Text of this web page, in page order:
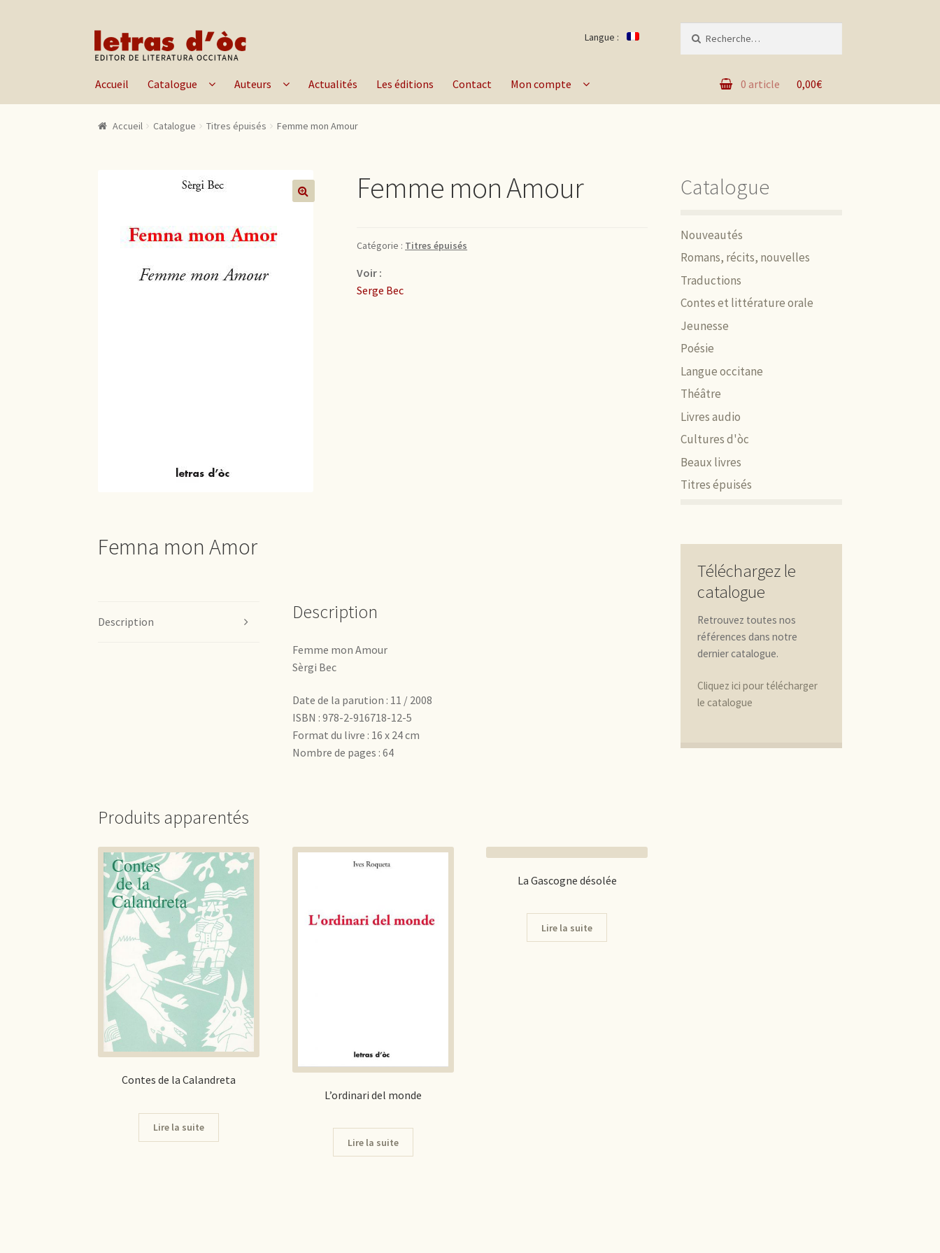
Aller à la navigation
Aller au contenu Langue :
Accueil Catalogue Auteurs Actualités Les éditions Contact Mon compte 0,00€
0 article
Accueil Catalogue Titres épuisés Femme mon Amour
Femme mon Amour
Catégorie : Titres épuisés
Voir :
Serge Bec
Femna mon Amor
Description Description
Femme mon Amour
Sèrgi Bec
Date de la parution : 11 / 2008
ISBN : 978-2-916718-12-5
Format du livre : 16 x 24 cm
Nombre de pages : 64
Produits apparentés
Contes de la Calandreta
Lire la suite
L’ordinari del monde
Lire la suite
La Gascogne désolée
Lire la suite
Catalogue
Nouveautés
Romans, récits, nouvelles
Traductions
Contes et littérature orale
Jeunesse
Poésie
Langue occitane
Théâtre
Livres audio
Cultures d'òc
Beaux livres
Titres épuisés
Téléchargez le
catalogue
Retrouvez toutes nos
références dans notre
dernier catalogue.
Cliquez ici pour télécharger
le catalogue